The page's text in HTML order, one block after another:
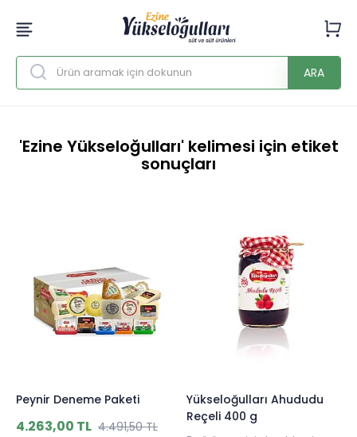
ARA
'Ezine Yükseloğulları' kelimesi için etiket
sonuçları
Peynir Deneme Paketi
4.263,00 TL 4.491,50 TL
Yükseloğulları Ahududu
Reçeli 400 g